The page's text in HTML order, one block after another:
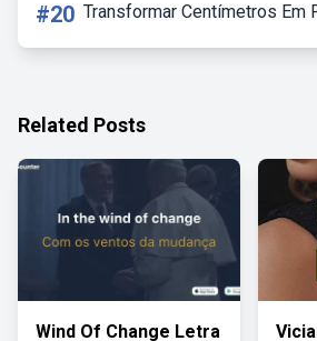
#20 Transformar Centímetros Em
Related Posts
Wind Of Change Letra